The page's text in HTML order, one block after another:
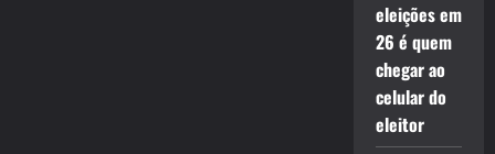
eleições em
26 é quem
chegar ao
celular do
eleitor